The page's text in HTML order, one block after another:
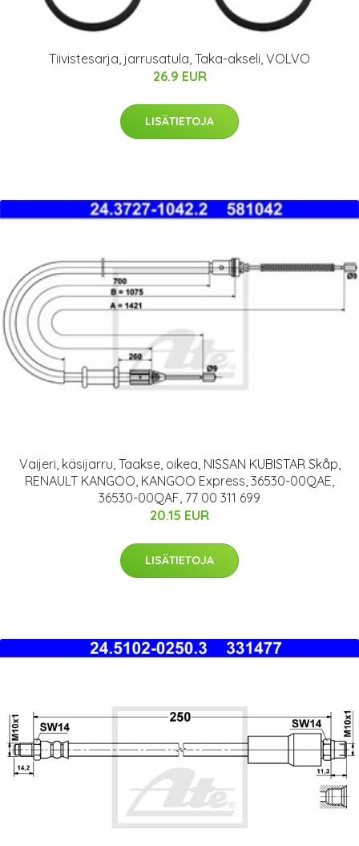
Tiivistesarja, jarrusatula, Taka-akseli, VOLVO
26.9 EUR
LISÄTIETOJA
Vaijeri, käsijarru, Taakse, oikea, NISSAN KUBISTAR Skåp,
RENAULT KANGOO, KANGOO Express, 36530-00QAE,
36530-00QAF, 77 00 311 699
20.15 EUR
LISÄTIETOJA